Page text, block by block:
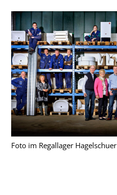
Foto im Regallager Hagelschuer